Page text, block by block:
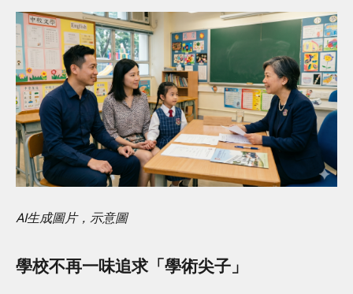
AI生成圖片，示意圖
學校不再一味追求「學術尖子」